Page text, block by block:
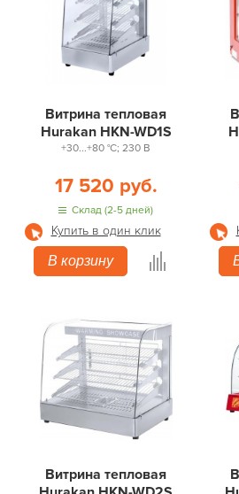
Витрина тепловая
Hurakan HKN-WD1S
+30...+80 °С; 230 В
17 520 руб.
Склад (2-5 дней)
Купить в один клик
В корзину
Витрина тепловая